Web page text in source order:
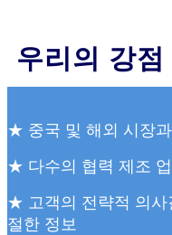
우리의 강점
★ 중국 및 해외 시장
★ 다수의 협력 제조 업
★ 고객의 전략적 의사
절한 정보